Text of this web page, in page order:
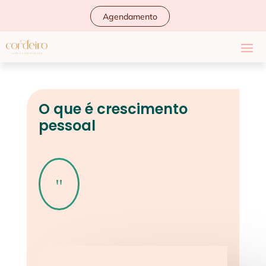
Agendamento
O que é crescimento
pessoal
"